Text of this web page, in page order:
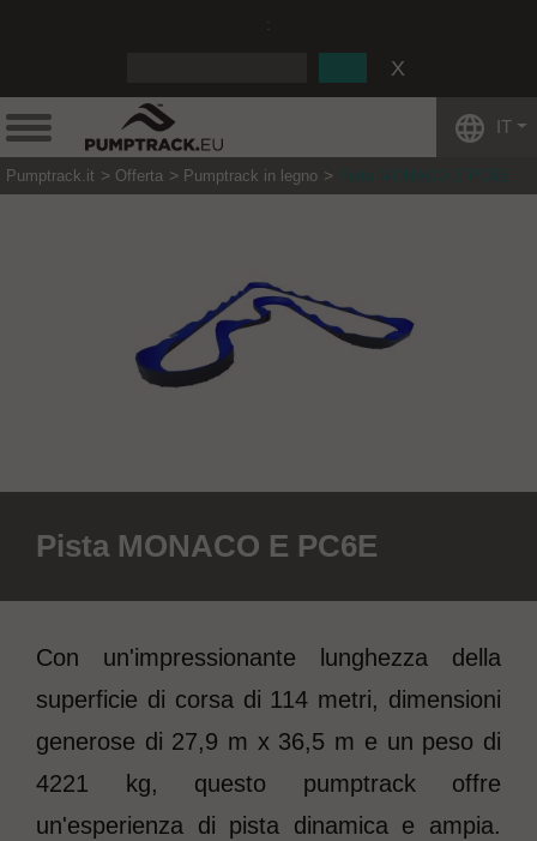
IT
Pumptrack.it Offerta Pumptrack in legno Pista MONACO E PC6E
Pista MONACO E PC6E
Con un'impressionante lunghezza della
superficie di corsa di 114 metri, dimensioni
generose di 27,9 m x 36,5 m e un peso di
4221 kg, questo pumptrack offre
un'esperienza di pista dinamica e ampia.